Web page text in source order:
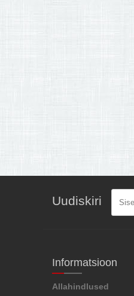
Uudiskiri
Informatsioon
Allahindlused